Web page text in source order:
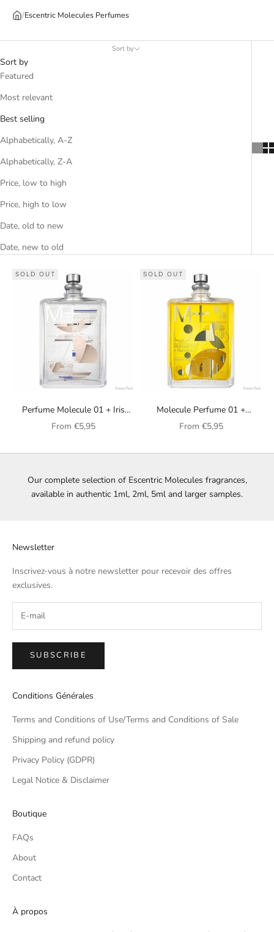
/Escentric Molecules Perfumes
Sort by
Sort by
Featured
Most relevant
Best selling
Alphabetically, A-Z
Alphabetically, Z-A
Price, low to high
Price, high to low
Date, old to new
Date, new to old
SOLD OUT
Perfume Molecule 01 + Iris
Escentric Molecules unisex
Sale price
From €5,95
SOLD OUT
Molecule Perfume 01 +
Mandarin Escentric Molecules
Sale price
From €5,95
Our complete selection of Escentric Molecules fragrances,
available in authentic 1ml, 2ml, 5ml and larger samples.
Newsletter
Inscrivez-vous à notre newsletter pour recevoir des offres
exclusives.
SUBSCRIBE
Conditions Générales
Terms and Conditions of Use/Terms and Conditions of Sale
Shipping and refund policy
Privacy Policy (GDPR)
Legal Notice & Disclaimer
Boutique
FAQs
About
Contact
À propos